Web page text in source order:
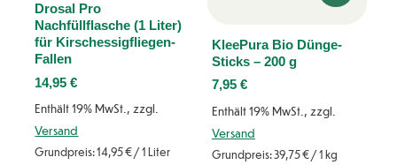
Drosal Pro
Nachfüllflasche (1 Liter)
für Kirschessigfliegen-
Fallen
14,95€
Enthält 19% MwSt., zzgl.
Versand
Grundpreis:14,95€/ 1 Liter
KleePura Bio Dünge-
Sticks – 200 g
7,95 €
Enthält 19% MwSt., zzgl.
Versand
Grundpreis:39,75€/ 1 kg